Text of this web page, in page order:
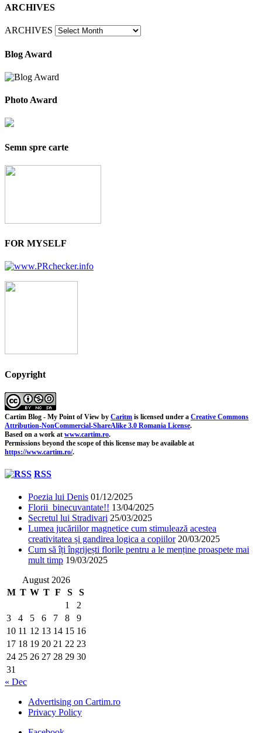
ARCHIVES
ARCHIVES
Blog Award
Photo Award
Semn spre carte
FOR MYSELF
Copyright
Cartim Blog - My Point of View by Caritm is licensed under a Creative Commons
Attribution-NonCommercial-ShareAlike 3.0 Romania License.
Based on a work at www.cartim.ro.
Permissions beyond the scope of this license may be available at
https://www.cartim.ro/.
RSS
Poezia lui Denis 01/12/2025
Florii binecuvantate!! 13/04/2025
Secretul lui Stradivari 25/03/2025
Lumea jucăriilor magnetice cum stimulează acestea
creativitatea și gandirea logica a copiilor 20/03/2025
Cum să îți îngrijești florile pentru a le menține proaspete mai
mult timp 19/03/2025
August 2026
M T W T F S
S
1
2
3
4 5 6 7 8
9
10 11 12 13 14 15 16
17 18 19 20 21 22 23
24 25 26 27 28 29 30
31
« Dec
Advertising on Cartim.ro
Privacy Policy